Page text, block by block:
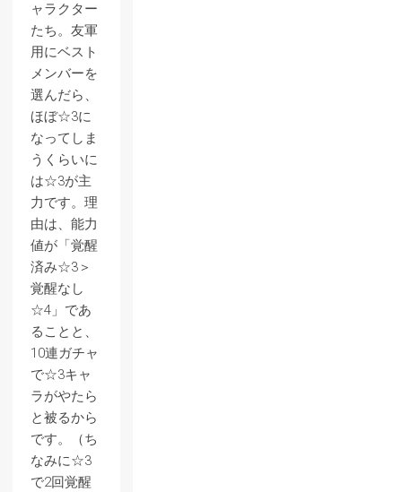
ャラクター
たち。友軍
用にベスト
メンバーを
選んだら、
ほぼ☆3に
なってしま
うくらいに
は☆3が主
力です。理
由は、能力
値が「覚醒
済み☆3＞
覚醒なし
☆4」であ
ることと、
10連ガチャ
で☆3キャ
ラがやたら
と被るから
です。（ち
なみに☆3
で2回覚醒